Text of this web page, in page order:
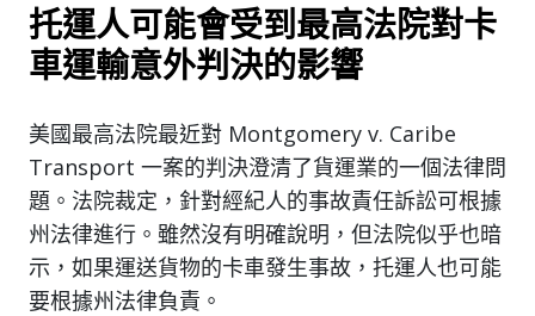
托運人可能會受到最高法院對卡
車運輸意外判決的影響
美國最高法院最近對 Montgomery v. Caribe
Transport 一案的判決澄清了貨運業的一個法律問
題。法院裁定，針對經紀人的事故責任訴訟可根據
州法律進行。雖然沒有明確說明，但法院似乎也暗
示，如果運送貨物的卡車發生事故，托運人也可能
要根據州法律負責。